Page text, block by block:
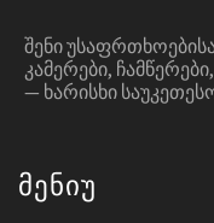
ᲨᲔᲜᲘ
ᲙᲐᲛᲔᲠᲔᲑᲘ,
— ᲮᲐᲠᲘᲡᲮᲘ
Მენიუ